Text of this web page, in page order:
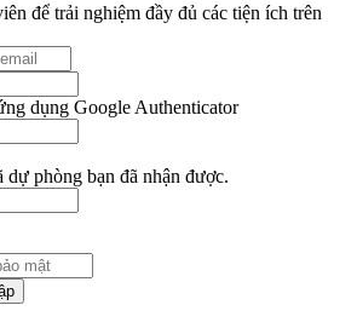
để trải nghiệm đầy đủ các tiện ích trên
dụng Google Authenticator
dự phòng bạn đã nhận được.